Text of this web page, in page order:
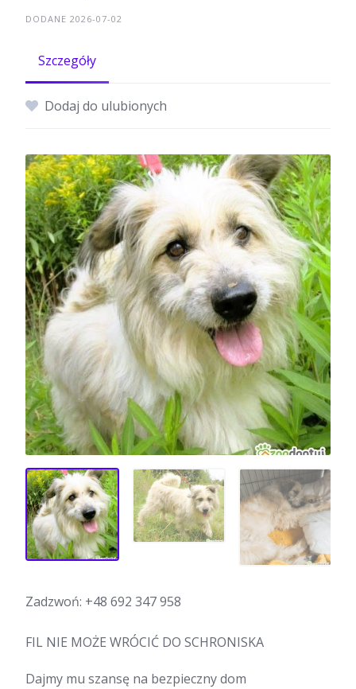
DODANE 2026-07-02
Szczegóły
Dodaj do ulubionych
Zadzwoń: +48 692 347 958
FIL NIE MOŻE WRÓCIĆ DO SCHRONISKA
Dajmy mu szansę na bezpieczny dom